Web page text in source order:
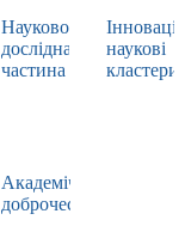
Науково-
дослідна
частина
наукові
кластери
Академічна
доброчесність